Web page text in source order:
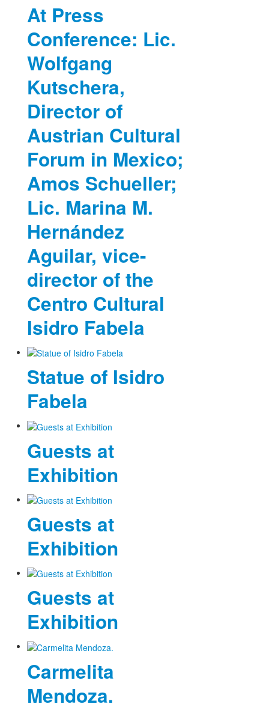
At Press
Conference: Lic.
Wolfgang
Kutschera,
Director of
Austrian Cultural
Forum in Mexico;
Amos Schueller;
Lic. Marina M.
Hernández
Aguilar, vice-
director of the
Centro Cultural
Isidro Fabela
Statue of Isidro
Fabela
Guests at
Exhibition
Guests at
Exhibition
Guests at
Exhibition
Carmelita
Mendoza.